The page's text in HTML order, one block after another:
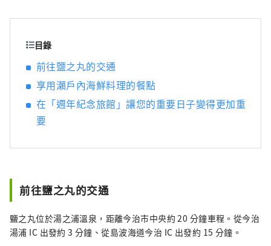
概念的酒店很受歡迎的。 湯之浦溫泉是四國首
個被環境省指定為「國家休閒溫泉區」的溫泉
區。 從今治湯之浦IC開車約3分鐘。 從島波海
道今治 IC 出發，車程約 15 分鐘。 開車前往很
目錄
前往鹽之丸的交通
享用瀨戶內海鮮料理的餐點
在「週年紀念旅館」讓您的重要日子變得更加重
要
前往鹽之丸的交通
鹽之丸位於湯之浦溫泉，距離今治市中央約 20 分鐘車程。從今治
湯浦 IC 出發約 3 分鐘、從島波海道今治 IC 出發約 15 分鐘。